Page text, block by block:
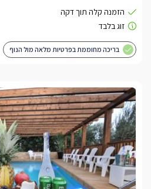
בריכה מחוממת בפרטיות מלאה מול הנוף